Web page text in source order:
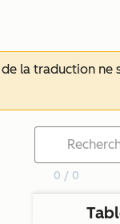
la traduction ne
0 / 0